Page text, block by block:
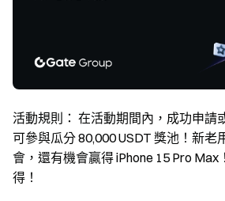
活動規則： 在活動期間內，成功申請
可參與瓜分 80,000 USDT 獎池！新老
會，還有機會贏得 iPhone 15 Pro
得！